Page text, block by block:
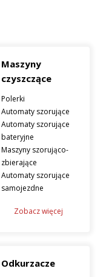
Maszyny
czyszczące
Polerki
Automaty szorujące
Automaty szorujące
bateryjne
Maszyny szorująco-
zbierające
Automaty szorujące
samojezdne
Zobacz więcej
Odkurzacze